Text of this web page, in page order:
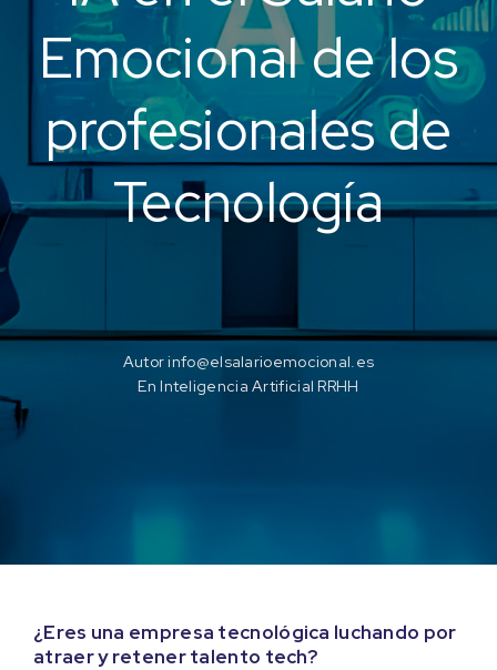
Emocional de los
profesionales de
Tecnología
Autorinfo@elsalarioemocional.es
En Inteligencia Artificial RRHH
¿Eres una empresa tecnológica luchando por
atraer y retener talento tech?